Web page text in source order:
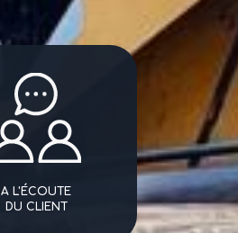
A L'ÉCOUTE
DU CLIENT